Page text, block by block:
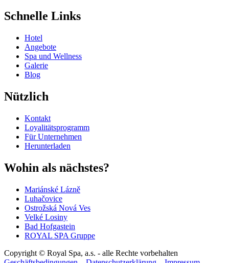
Schnelle Links
Hotel
Angebote
Spa und Wellness
Galerie
Blog
Nützlich
Kontakt
Loyalitätsprogramm
Für Unternehmen
Herunterladen
Wohin als nächstes?
Mariánské Lázně
Luhačovice
Ostrožská Nová Ves
Velké Losiny
Bad Hofgastein
ROYAL SPA Gruppe
Copyright © Royal Spa, a.s. - alle Rechte vorbehalten